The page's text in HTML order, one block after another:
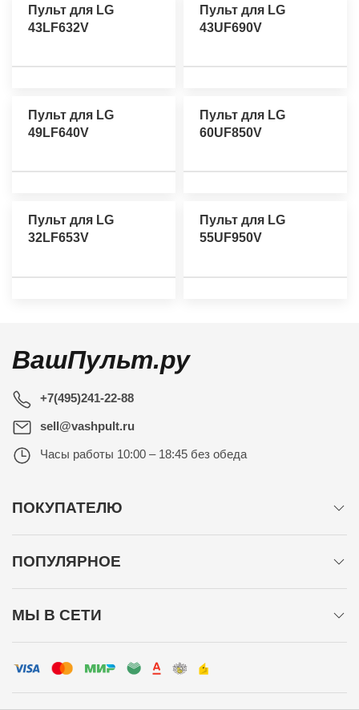
Пульт для LG
43LF632V
Пульт для LG
43UF690V
Пульт для LG
49LF640V
Пульт для LG
60UF850V
Пульт для LG
32LF653V
Пульт для LG
55UF950V
ВашПульт.ру
+7(495)241-22-88
sell@vashpult.ru
Часы работы 10:00 – 18:45 без обеда
ПОКУПАТЕЛЮ
ПОПУЛЯРНОЕ
МЫ В СЕТИ